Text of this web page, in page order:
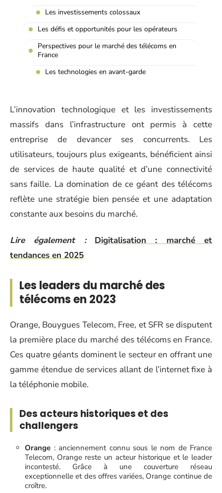
Les investissements colossaux
Les défis et opportunités pour les opérateurs
Perspectives pour le marché des télécoms en
France
Les technologies en avant-garde
L’innovation technologique et les investissements
massifs dans l’infrastructure ont permis à cette
entreprise de devancer ses concurrents. Les
utilisateurs, toujours plus exigeants, bénéficient ainsi
de services de haute qualité et d’une connectivité
sans faille. La domination de ce géant des télécoms
reflète une stratégie bien pensée et une adaptation
constante aux besoins du marché.
Lire également :
Digitalisation : marché et
tendances en 2025
Les leaders du marché des
télécoms en 2023
Orange, Bouygues Telecom, Free, et SFR se disputent
la première place du marché des télécoms en France.
Ces quatre géants dominent le secteur en offrant une
gamme étendue de services allant de l’internet fixe à
la téléphonie mobile.
Des acteurs historiques et des
challengers
Orange : anciennement connu sous le nom de France
Telecom, Orange reste un acteur historique et le leader
incontesté. Grâce à une couverture réseau
exceptionnelle et des offres variées, Orange continue de
croître.